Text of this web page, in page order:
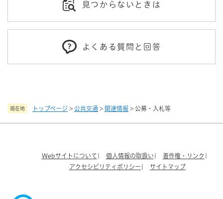
現在地 トップページ > 公共交通 > 関連情報 > 公募・入札等
見つからないときは
よくある質問と回答
Webサイトについて 個人情報の取扱い
著作権・リンク
アクセシビリティポリシー
サイトマップ